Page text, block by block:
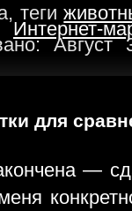
теги
Интернет-
для
—